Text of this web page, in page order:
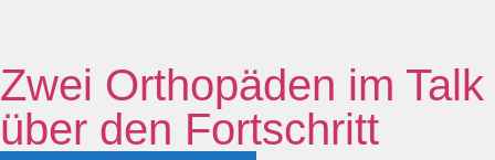
Zwei Orthopäden im Talk
über den Fortschritt